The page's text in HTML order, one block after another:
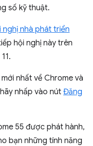
số kỹ thuật.
nghị nhà phát triển
hội nghị này trên
nhất về Chrome và
nhấp vào nút Đăng
55 được phát hành,
bạn những tính năng